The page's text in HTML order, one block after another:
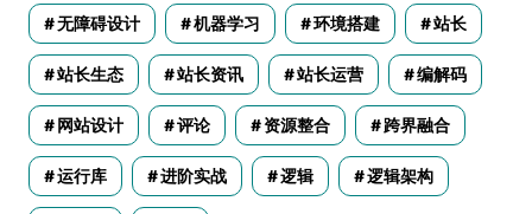
无障碍设计 机器学习 环境搭建 站长
站长生态 站长资讯 站长运营 编解码
网站设计 评论 资源整合 跨界融合
运行库 进阶实战 逻辑 逻辑架构